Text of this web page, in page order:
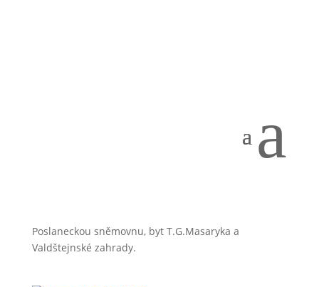
a
Poslaneckou sněmovnu, byt T.G.Masaryka a
Valdštejnské zahrady.